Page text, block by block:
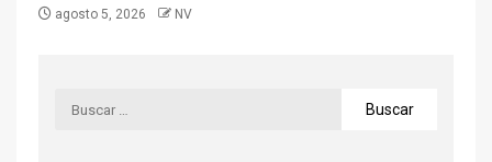
agosto 5, 2026 NV